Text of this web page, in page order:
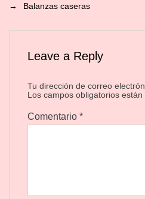
→
Balanzas caseras
Leave a Reply
Tu dirección de correo
Los campos obligatorios
Comentario *